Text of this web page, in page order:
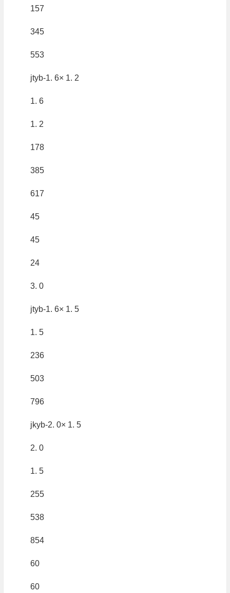
157
345
553
jtyb-1. 6× 1. 2
1. 6
1. 2
178
385
617
45
45
24
3. 0
jtyb-1. 6× 1. 5
1. 5
236
503
796
jkyb-2. 0× 1. 5
2. 0
1. 5
255
538
854
60
60